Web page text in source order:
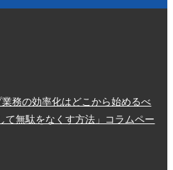
業務の効率化はどこから始めるべ
て無駄をなくす方法」コラムペー